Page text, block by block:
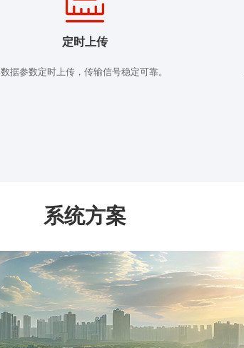
定时上传
数据参数定时上传，传输信号稳定可靠。
系统方案